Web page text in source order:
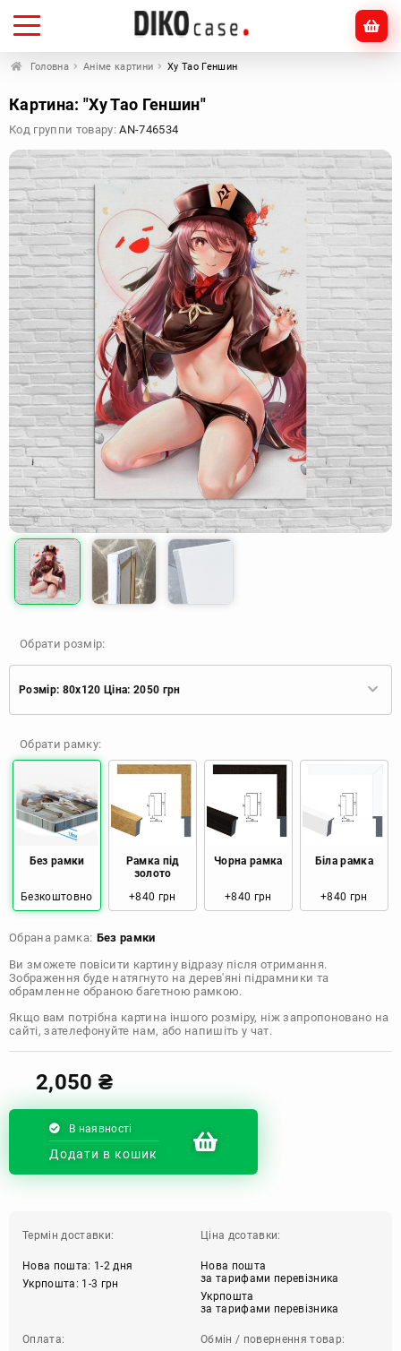
Головна Аніме картини Ху Тао Геншин
Картина: "Ху Тао Геншин"
Код группи товару:AN-746534
Обрати розмір:
Розмір: 80x120 Ціна: 2050 грн
Розмір: 60x90 Ціна: 1650 грн
Розмір: 80x120 Ціна: 2050 грн
Обрати рамку:
Без рамки
Безкоштовно
Рамка під
золото
+840 грн
Чорна рамка
+840 грн
Біла рамка
+840 грн
Обрана рамка: Без рамки
Ви зможете повісити картину відразу після отримання.
Зображення буде натягнуто на дерев'яні підрамники та
обрамленне обраною багетною рамкою.
Якщо вам потрібна картина іншого розміру, ніж запропоновано на
сайті, зателефонуйте нам, або напишіть у чат.
2,050 ₴
В наявності
Додати в кошик
Термін доставки:
Нова пошта: 1-2 дня
Укрпошта: 1-3 грн
Ціна дсотавки:
Нова пошта
за тарифами перевізника
Укрпошта
за тарифами перевізника
Оплата: Обмін / повернення товар: